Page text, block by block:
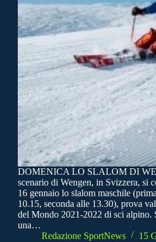
DOMENICA LO SLALOM DI
scenario di Wengen, in Svizzera, si
16 gennaio lo slalom maschile
10.15, seconda alle 13.30), prova
del Mondo 2021-2022 di sci alpino.
una…
Redazione SportNews
15